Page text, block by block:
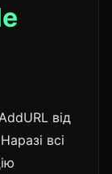
від
всі